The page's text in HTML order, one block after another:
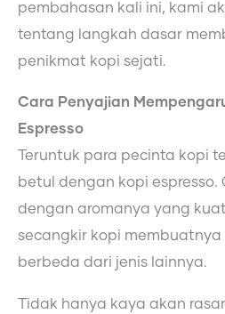
pembahasan kali ini, kami
tentang langkah dasar
penikmat kopi sejati.
Cara Penyajian
Espresso
Teruntuk para pecinta kopi
betul dengan kopi espresso.
dengan aromanya yang
secangkir kopi membuatnya
berbeda dari jenis lainnya.
Tidak hanya kaya akan